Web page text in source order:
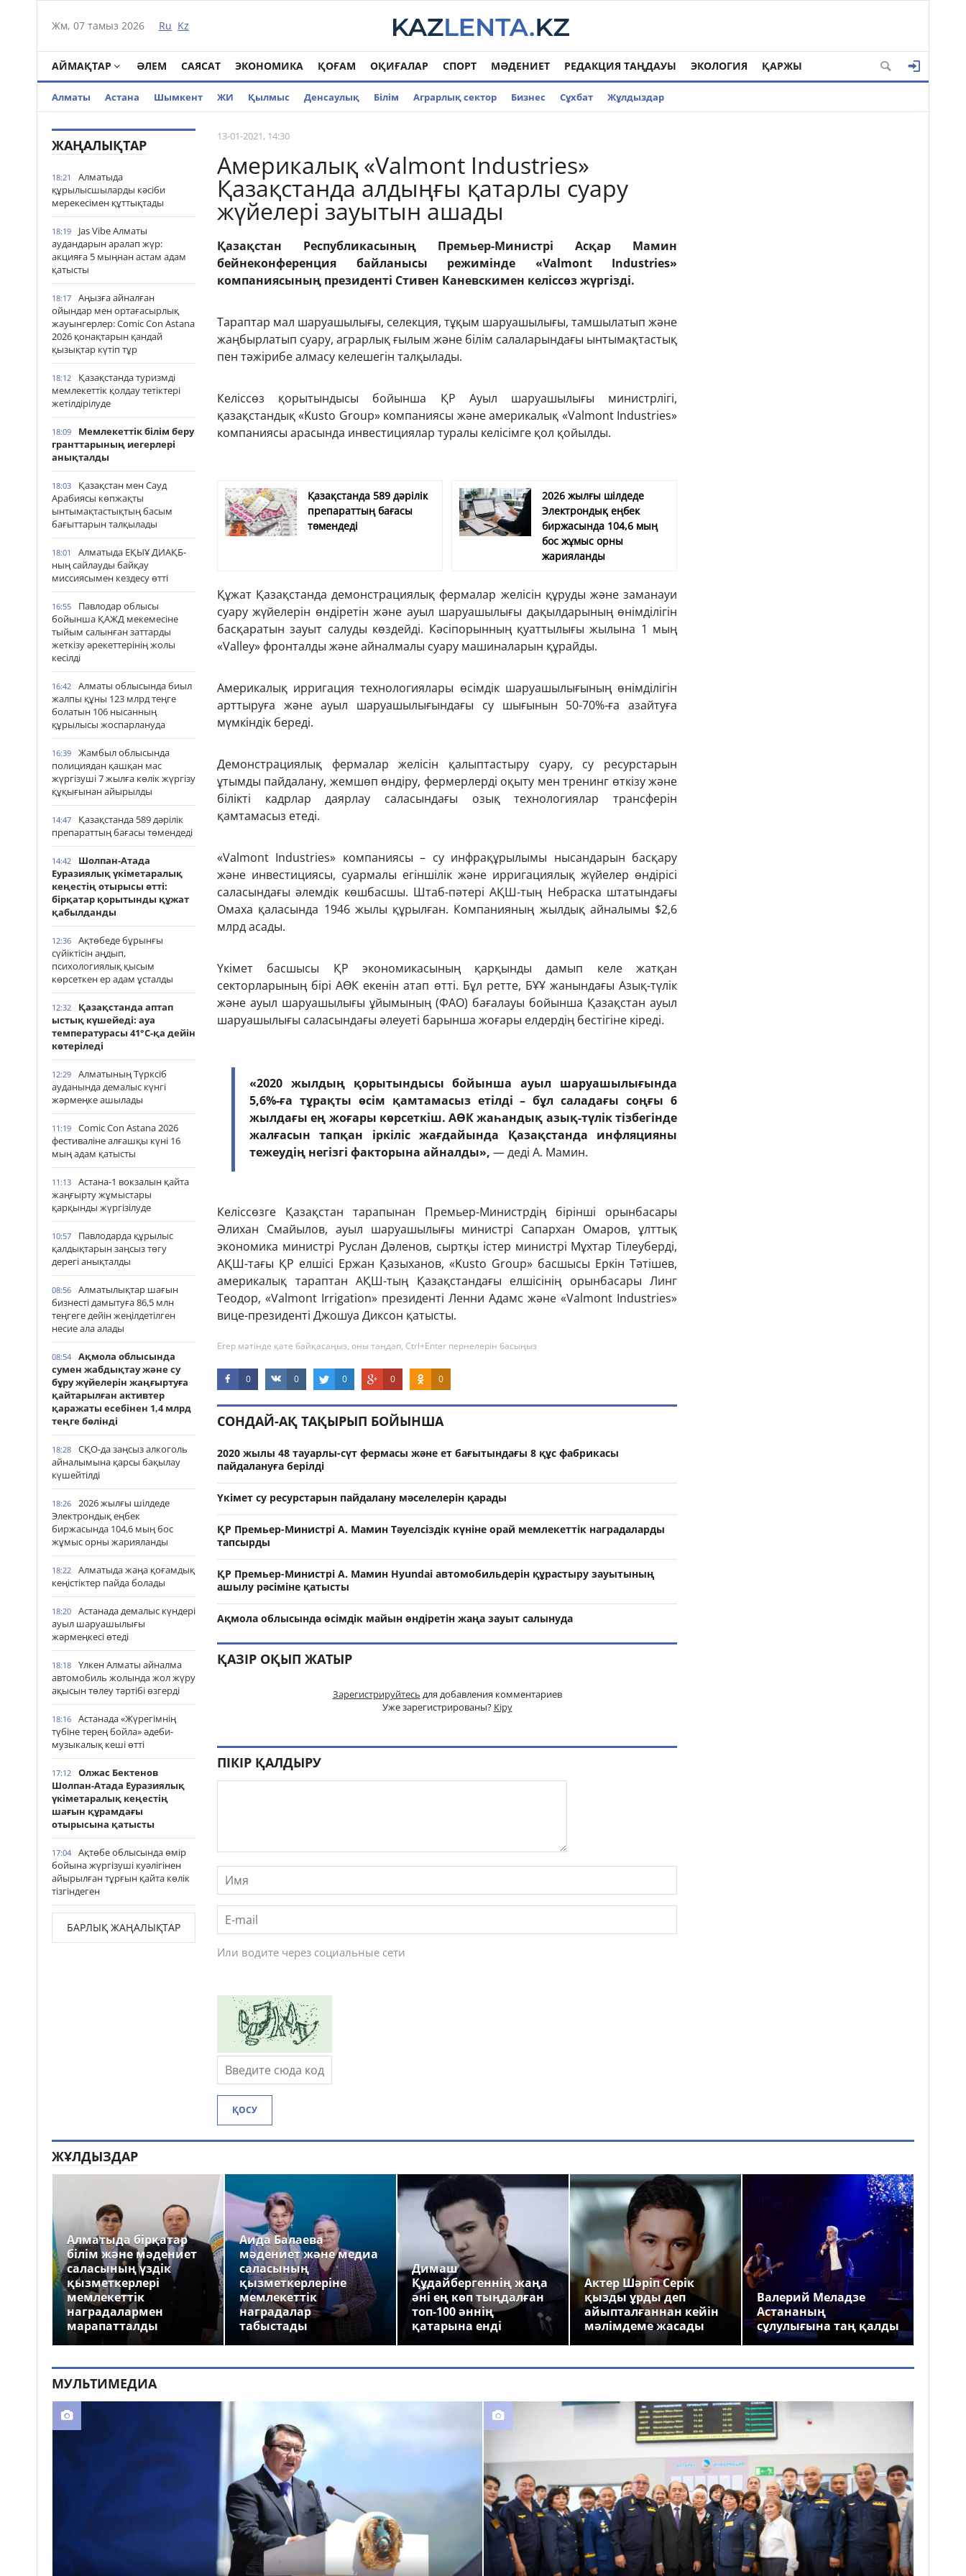
Жм, 07 тамыз 2026 Ru Kz
АЙМАҚТАР ӘЛЕМ САЯСАТ ЭКОНОМИКА ҚОҒАМ ОҚИҒАЛАР СПОРТ МӘДЕНИЕТ РЕДАКЦИЯ ТАҢДАУЫ ЭКОЛОГИЯ ҚАРЖЫ
Алматы Астана Шымкент ЖИ Қылмыс Денсаулық Білім Аграрлық сектор Бизнес Cұхбат Жұлдыздар
ЖАҢАЛЫҚТАР
18:21
Алматыда
құрылысшыларды кәсіби
мерекесімен құттықтады
18:19
Jas Vibe Алматы
аудандарын аралап жүр:
акцияға 5 мыңнан астам адам
қатысты
18:17
Аңызға айналған
ойындар мен ортағасырлық
жауынгерлер: Comic Con Astana
2026 қонақтарын қандай
қызықтар күтіп тұр
18:12
Қазақстанда туризмді
мемлекеттік қолдау тетіктері
жетілдірілуде
18:09
Мемлекеттік білім беру
гранттарының иегерлері
анықталды
18:03
Қазақстан мен Сауд
Арабиясы көпжақты
ынтымақтастықтың басым
бағыттарын талқылады
18:01
Алматыда ЕҚЫҰ ДИАҚБ-
ның сайлауды байқау
миссиясымен кездесу өтті
16:55
Павлодар облысы
бойынша ҚАЖД мекемесіне
тыйым салынған заттарды
жеткізу әрекеттерінің жолы
кесілді
16:42
Алматы облысында биыл
жалпы құны 123 млрд теңге
болатын 106 нысанның
құрылысы жоспарлануда
16:39
Жамбыл облысында
полициядан қашқан мас
жүргізуші 7 жылға көлік жүргізу
құқығынан айырылды
14:47
Қазақстанда 589 дәрілік
препараттың бағасы төмендеді
14:42
Шолпан-Атада
Еуразиялық үкіметаралық
кеңестің отырысы өтті:
бірқатар қорытынды құжат
қабылданды
12:36
Ақтөбеде бұрынғы
сүйіктісін аңдып,
психологиялық қысым
көрсеткен ер адам ұсталды
12:32
Қазақстанда аптап
ыстық күшейеді: ауа
температурасы 41°С-қа дейін
көтеріледі
12:29
Алматының Түрксіб
ауданында демалыс күнгі
жәрмеңке ашылады
11:19
Comic Con Astana 2026
фестиваліне алғашқы күні 16
мың адам қатысты
11:13
Астана-1 вокзалын қайта
жаңғырту жұмыстары
қарқынды жүргізілуде
10:57
Павлодарда құрылыс
қалдықтарын заңсыз төгу
дерегі анықталды
08:56
Алматылықтар шағын
бизнесті дамытуға 86,5 млн
теңгеге дейін жеңілдетілген
несие ала алады
08:54
Ақмола облысында
сумен жабдықтау және су
бұру жүйелерін жаңғыртуға
қайтарылған активтер
қаражаты есебінен 1,4 млрд
теңге бөлінді
18:28
СҚО-да заңсыз алкоголь
айналымына қарсы бақылау
күшейтілді
18:26
2026 жылғы шілдеде
Электрондық еңбек
биржасында 104,6 мың бос
жұмыс орны жарияланды
18:22
Алматыда жаңа қоғамдық
кеңістіктер пайда болады
18:20
Астанада демалыс күндері
ауыл шаруашылығы
жәрмеңкесі өтеді
18:18
Үлкен Алматы айналма
автомобиль жолында жол жүру
ақысын төлеу тәртібі өзгерді
18:16
Астанада «Жүрегімнің
түбіне терең бойла» әдеби-
музыкалық кеші өтті
17:12
Олжас Бектенов
Шолпан-Атада Еуразиялық
үкіметаралық кеңестің
шағын құрамдағы
отырысына қатысты
17:04
Ақтөбе облысында өмір
бойына жүргізуші куәлігінен
айырылған тұрғын қайта көлік
тізгіндеген
БАРЛЫҚ ЖАҢАЛЫҚТАР
13-01-2021, 14:30
Америкалық «Valmont Industries»
Қазақстанда алдыңғы қатарлы суару
жүйелері зауытын ашады
Қазақстан Республикасының Премьер-Министрі Асқар Мамин
бейнеконференция байланысы режимінде «Valmont Industries»
компаниясының президенті Стивен Каневскимен келіссөз жүргізді.
Тараптар мал шаруашылығы, селекция, тұқым шаруашылығы, тамшылатып және
жаңбырлатып суару, аграрлық ғылым және білім салаларындағы ынтымақтастық
пен тәжірибе алмасу келешегін талқылады.
Келіссөз қорытындысы бойынша ҚР Ауыл шаруашылығы министрлігі,
қазақстандық «Kusto Group» компаниясы және америкалық «Valmont Industries»
компаниясы арасында инвестициялар туралы келісімге қол қойылды.
Қазақстанда 589 дәрілік
препараттың бағасы
төмендеді
2026 жылғы шілдеде
Электрондық еңбек
биржасында 104,6 мың
бос жұмыс орны
жарияланды
Құжат Қазақстанда демонстрациялық фермалар желісін құруды және заманауи
суару жүйелерін өндіретін және ауыл шаруашылығы дақылдарының өнімділігін
басқаратын зауыт салуды көздейді. Кәсіпорынның қуаттылығы жылына 1 мың
«Valley» фронталды және айналмалы суару машиналарын құрайды.
Америкалық ирригация технологиялары өсімдік шаруашылығының өнімділігін
арттыруға және ауыл шаруашылығындағы су шығынын 50-70%-ға азайтуға
мүмкіндік береді.
Демонстрациялық фермалар желісін қалыптастыру суару, су ресурстарын
ұтымды пайдалану, жемшөп өндіру, фермерлерді оқыту мен тренинг өткізу және
білікті кадрлар даярлау саласындағы озық технологиялар трансферін
қамтамасыз етеді.
«Valmont Industries» компаниясы – су инфрақұрылымы нысандарын басқару
және инвестициясы, суармалы егіншілік және ирригациялық жүйелер өндірісі
саласындағы әлемдік көшбасшы. Штаб-пәтері АҚШ-тың Небраска штатындағы
Омаха қаласында 1946 жылы құрылған. Компанияның жылдық айналымы $2,6
млрд асады.
Үкімет басшысы ҚР экономикасының қарқынды дамып келе жатқан
секторларының бірі АӨК екенін атап өтті. Бұл ретте, БҰҰ жанындағы Азық-түлік
және ауыл шаруашылығы ұйымының (ФАО) бағалауы бойынша Қазақстан ауыл
шаруашылығы саласындағы әлеуеті барынша жоғары елдердің бестігіне кіреді.
«2020 жылдың қорытындысы бойынша ауыл шаруашылығында
5,6%-ға тұрақты өсім қамтамасыз етілді – бұл саладағы соңғы 6
жылдағы ең жоғары көрсеткіш. АӨК жаһандық азық-түлік тізбегінде
жалғасын тапқан іркіліс жағдайында Қазақстанда инфляцияны
тежеудің негізгі факторына айналды», — деді А. Мамин.
Келіссөзге Қазақстан тарапынан Премьер-Министрдің бірінші орынбасары
Әлихан Смайылов, ауыл шаруашылығы министрі Сапархан Омаров, ұлттық
экономика министрі Руслан Дәленов, сыртқы істер министрі Мұхтар Тілеуберді,
АҚШ-тағы ҚР елшісі Ержан Қазыханов, «Kusto Group» басшысы Еркін Тәтішев,
америкалық тараптан АҚШ-тың Қазақстандағы елшісінің орынбасары Линг
Теодор, «Valmont Irrigation» президенті Ленни Адамс және «Valmont Industries»
вице-президенті Джошуа Диксон қатысты.
Егер мәтінде қате байқасаңыз, оны таңдап, Ctrl+Enter пернелерін басыңыз
0 0 0 0 0
СОНДАЙ-АҚ ТАҚЫРЫП БОЙЫНША
2020 жылы 48 тауарлы-сүт фермасы және ет бағытындағы 8 құс фабрикасы
пайдалануға берілді
Үкімет су ресурстарын пайдалану мәселелерін қарады
ҚР Премьер-Министрі А. Мамин Тәуелсіздік күніне орай мемлекеттік наградаларды
тапсырды
ҚР Премьер-Министрі А. Мамин Hyundai автомобильдерін құрастыру зауытының
ашылу рәсіміне қатысты
Ақмола облысында өсімдік майын өндіретін жаңа зауыт салынуда
ҚАЗІР ОҚЫП ЖАТЫР
Зарегистрируйтесь для добавления комментариев
Уже зарегистрированы? Кіру
ПІКІР ҚАЛДЫРУ
Или водите через социальные сети
ҚОСУ
ЖҰЛДЫЗДАР
Алматыда бірқатар
білім және мәдениет
саласының үздік
қызметкерлері
мемлекеттік
наградалармен
марапатталды
Аида Балаева
мәдениет және медиа
саласының
қызметкерлеріне
мемлекеттік
наградалар
табыстады
Димаш
Құдайбергеннің жаңа
әні ең көп тыңдалған
топ-100 әннің
қатарына енді
Актер Шәріп Серік
қызды ұрды деп
айыпталғаннан кейін
мәлімдеме жасады
Валерий Меладзе
Астананың
сұлулығына таң қалды
МУЛЬТИМЕДИА